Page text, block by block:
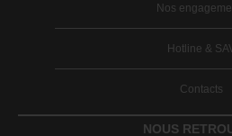
Nos
Hotline &
Contacts
NOUS